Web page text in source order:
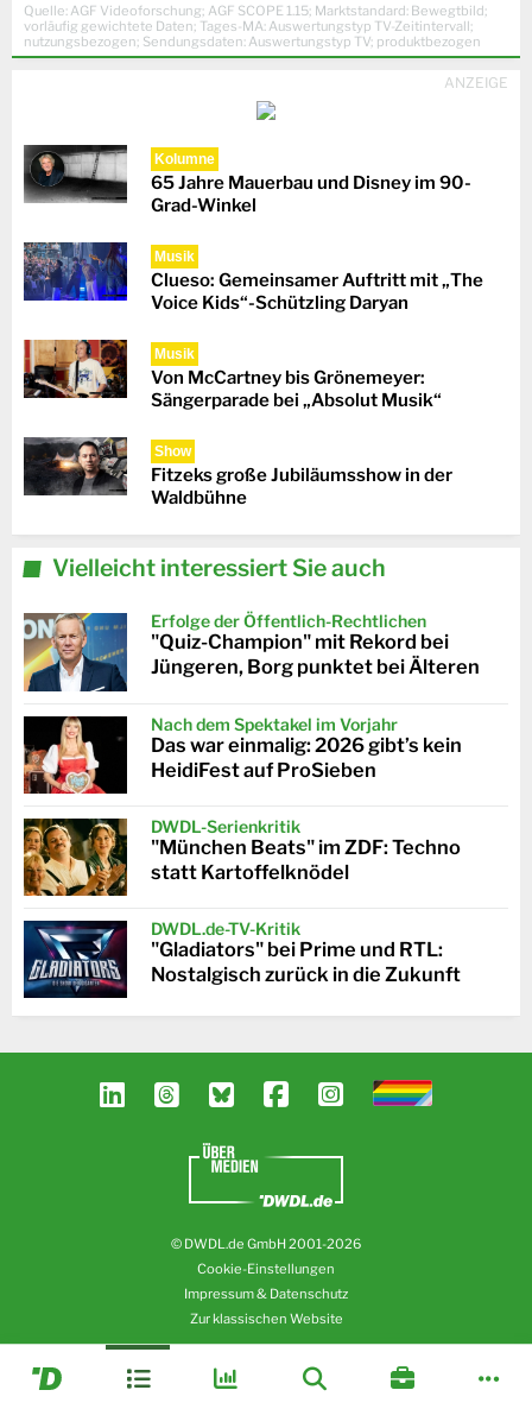
Quelle: AGF Videoforschung; AGF SCOPE 1.15; Marktstandard: Bewegtbild;
vorläufig gewichtete Daten; Tages-MA: Auswertungstyp TV-Zeitintervall;
nutzungsbezogen; Sendungsdaten: Auswertungstyp TV; produktbezogen
ANZEIGE
Kolumne
65 Jahre Mauerbau und Disney im 90-
Grad-Winkel
Musik
Clueso: Gemeinsamer Auftritt mit „The
Voice Kids“-Schützling Daryan
Musik
Von McCartney bis Grönemeyer:
Sängerparade bei „Absolut Musik“
Show
Fitzeks große Jubiläumsshow in der
Waldbühne
Vielleicht interessiert Sie auch
Erfolge der Öffentlich-Rechtlichen
"Quiz-Champion" mit Rekord bei
Jüngeren, Borg punktet bei Älteren
Nach dem Spektakel im Vorjahr
Das war einmalig: 2026 gibt’s kein
HeidiFest auf ProSieben
DWDL-Serienkritik
"München Beats" im ZDF: Techno
statt Kartoffelknödel
DWDL.de-TV-Kritik
"Gladiators" bei Prime und RTL:
Nostalgisch zurück in die Zukunft
© DWDL.de GmbH 2001-2026
Cookie-Einstellungen
Impressum & Datenschutz
Zur klassischen Website